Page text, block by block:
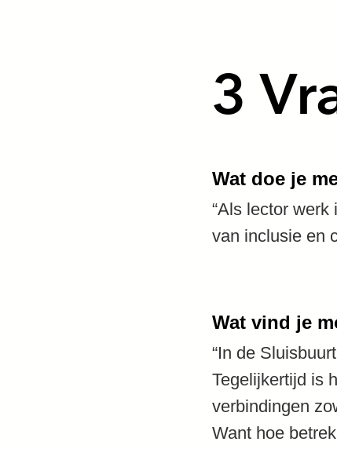
3
Wat doe je
“Als lector
van inclusie en
Wat vind je
“In de
Tegelijkertijd is
verbindingen
Want hoe